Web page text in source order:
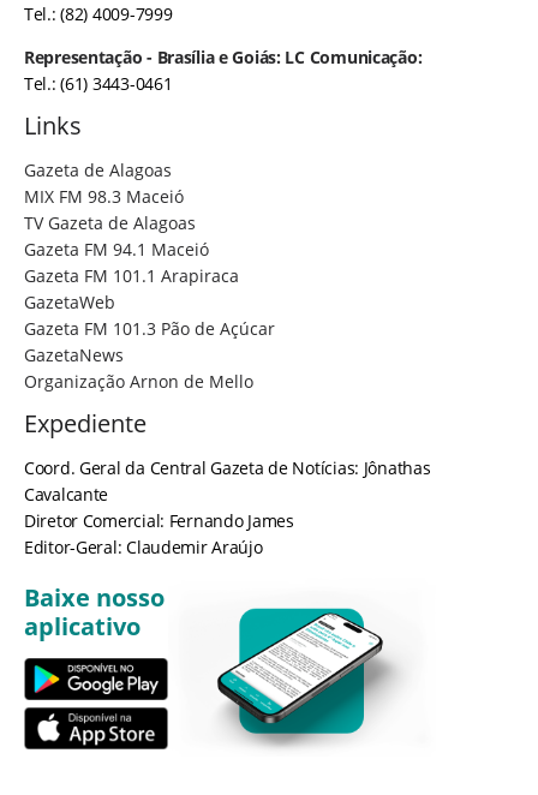
Tel.: (82) 4009-7999
Representação - Brasília e Goiás: LC Comunicação:
Tel.: (61) 3443-0461
Links
Gazeta de Alagoas
MIX FM 98.3 Maceió
TV Gazeta de Alagoas
Gazeta FM 94.1 Maceió
Gazeta FM 101.1 Arapiraca
GazetaWeb
Gazeta FM 101.3 Pão de Açúcar
GazetaNews
Organização Arnon de Mello
Expediente
Coord. Geral da Central Gazeta de Notícias: Jônathas
Cavalcante
Diretor Comercial: Fernando James
Editor-Geral: Claudemir Araújo
Baixe nosso
aplicativo